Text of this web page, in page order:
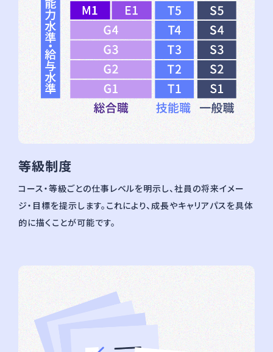
等級制度
コース・等級ごとの仕事レベルを明示し、社員の将来イメー
ジ・目標を提示します。これにより、成長やキャリアパスを具体
的に描くことが可能です。